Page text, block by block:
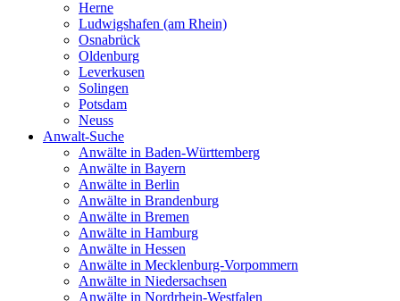
Herne
Ludwigshafen (am Rhein)
Osnabrück
Oldenburg
Leverkusen
Solingen
Potsdam
Neuss
Anwalt-Suche
Anwälte in Baden-Württemberg
Anwälte in Bayern
Anwälte in Berlin
Anwälte in Brandenburg
Anwälte in Bremen
Anwälte in Hamburg
Anwälte in Hessen
Anwälte in Mecklenburg-Vorpommern
Anwälte in Niedersachsen
Anwälte in Nordrhein-Westfalen